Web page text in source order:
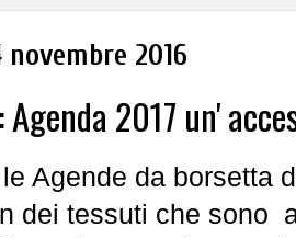
2016
Agenda 2017 un'
Agende da borsetta
dei tessuti che sono